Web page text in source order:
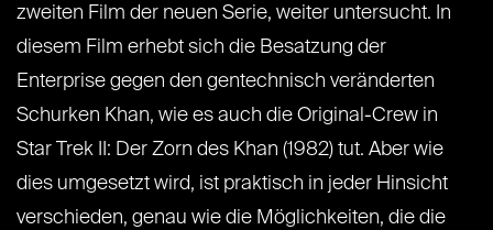
zweiten Film der neuen Serie, weiter untersucht. In
diesem Film erhebt sich die Besatzung der
Enterprise gegen den gentechnisch veränderten
Schurken Khan, wie es auch die Original-Crew in
Star Trek II: Der Zorn des Khan (1982) tut. Aber wie
dies umgesetzt wird, ist praktisch in jeder Hinsicht
verschieden, genau wie die Möglichkeiten, die die